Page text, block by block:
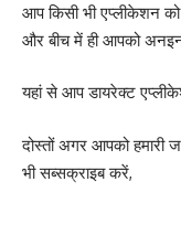
आप किसी भी एप्लीकेशन
और बीच में ही आपको
यहां से आप डायरेक्ट
दोस्तों अगर आपको हमारी
भी सब्सक्राइब करें,